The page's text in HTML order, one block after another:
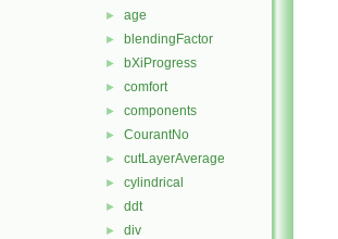
► age
► blendingFactor
► bXiProgress
► comfort
► components
► CourantNo
► cutLayerAverage
► cylindrical
► ddt
► div